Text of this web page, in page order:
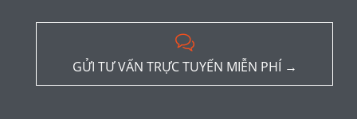

GỬI TƯ VẤN TRỰC TUYẾN MIỄN PHÍ →